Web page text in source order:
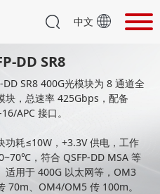
中文
DD SR8
DD SR8 400G光模块为 8 通道全
块，总速率 425Gbps，配备
APC 接口。
功耗≤10W，+3.3V 供电，工作
，符合 QSFP-DD MSA 等
适用于 400G 以太网等，OM3
70m、OM4/OM5 传 100m。